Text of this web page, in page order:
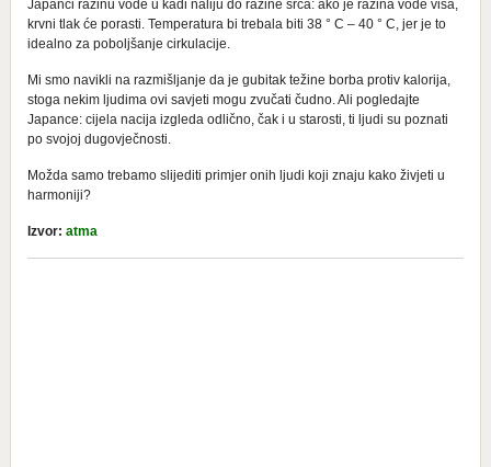
Japanci razinu vode u kadi naliju do razine srca: ako je razina vode viša,
krvni tlak će porasti. Temperatura bi trebala biti 38 ° C – 40 ° C, jer je to
idealno za poboljšanje cirkulacije.
Mi smo navikli na razmišljanje da je gubitak težine borba protiv kalorija,
stoga nekim ljudima ovi savjeti mogu zvučati čudno. Ali pogledajte
Japance: cijela nacija izgleda odlično, čak i u starosti, ti ljudi su poznati
po svojoj dugovječnosti.
Možda samo trebamo slijediti primjer onih ljudi koji znaju kako živjeti u
harmoniji?
Izvor: atma